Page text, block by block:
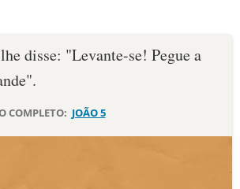
disse: "Levante-se! Pegue a
COMPLETO: JOÃO 5